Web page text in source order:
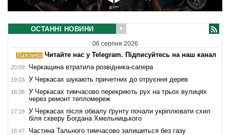
ОСТАННІ НОВИНИ
06 серпня 2026
Читайте нас у Telegram. Підписуйтесь на наш канал
20:09 Черкащина втратила розвідника-сапера
19:03 У Черкасах шукають причетних до отруєння дерев
18:08
У Черкасах тимчасово перекриють рух на трьох вулицях
через ремонт тепломереж
17:19
У Черкасах після обвалу ґрунту почали укріплювати схил
біля скверу Богдана Хмельницького
16:47 Частина Тального тимчасово залишиться без газу